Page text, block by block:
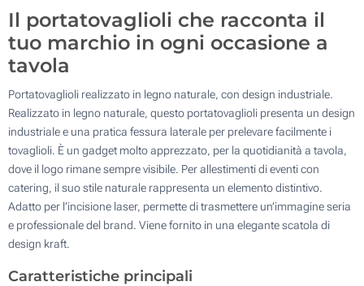
Il portatovaglioli che racconta il
tuo marchio in ogni occasione a
tavola
Portatovaglioli realizzato in legno naturale, con design industriale.
Realizzato in legno naturale, questo portatovaglioli presenta un design
industriale e una pratica fessura laterale per prelevare facilmente i
tovaglioli. È un gadget molto apprezzato, per la quotidianità a tavola,
dove il logo rimane sempre visibile. Per allestimenti di eventi con
catering, il suo stile naturale rappresenta un elemento distintivo.
Adatto per l’incisione laser, permette di trasmettere un’immagine seria
e professionale del brand. Viene fornito in una elegante scatola di
design kraft.
Caratteristiche principali